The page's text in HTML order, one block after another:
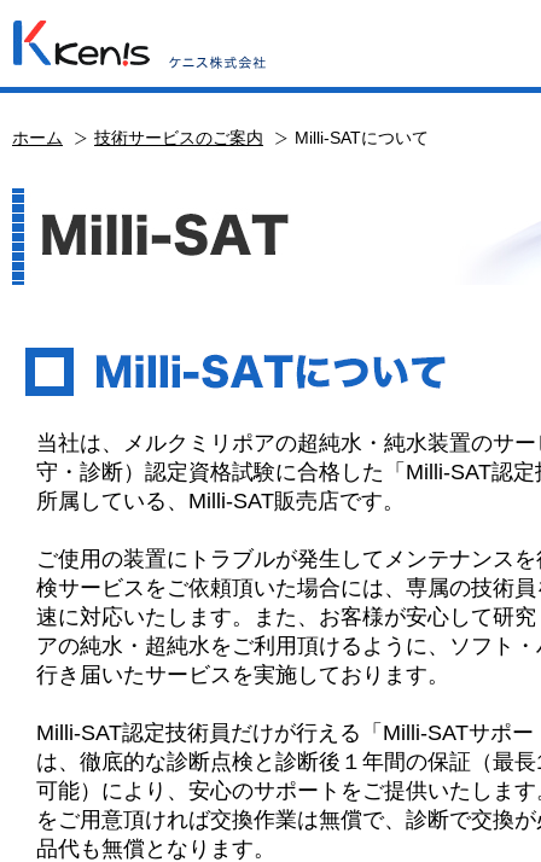
ホーム 技術サービスのご案内 Milli-SATについて
当社は、メルクミリポアの超純水・純水装置のサ
守・診断）認定資格試験に合格した「Milli-SAT認
所属している、Milli-SAT販売店です。
ご使用の装置にトラブルが発生してメンテナンス
検サービスをご依頼頂いた場合には、専属の技術
速に対応いたします。また、お客様が安心して研
アの純水・超純水をご利用頂けるように、ソフト
行き届いたサービスを実施しております。
Milli-SAT認定技術員だけが行える「Milli-SATサポ
は、徹底的な診断点検と診断後１年間の保証（最
可能）により、安心のサポートをご提供いたしま
をご用意頂ければ交換作業は無償で、診断で交換
品代も無償となります。